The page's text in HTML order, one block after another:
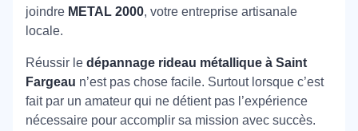
joindre METAL 2000, votre entreprise artisanale
locale.
Réussir le dépannage rideau métallique à Saint
Fargeau n’est pas chose facile. Surtout lorsque c’est
fait par un amateur qui ne détient pas l’expérience
nécessaire pour accomplir sa mission avec succès.